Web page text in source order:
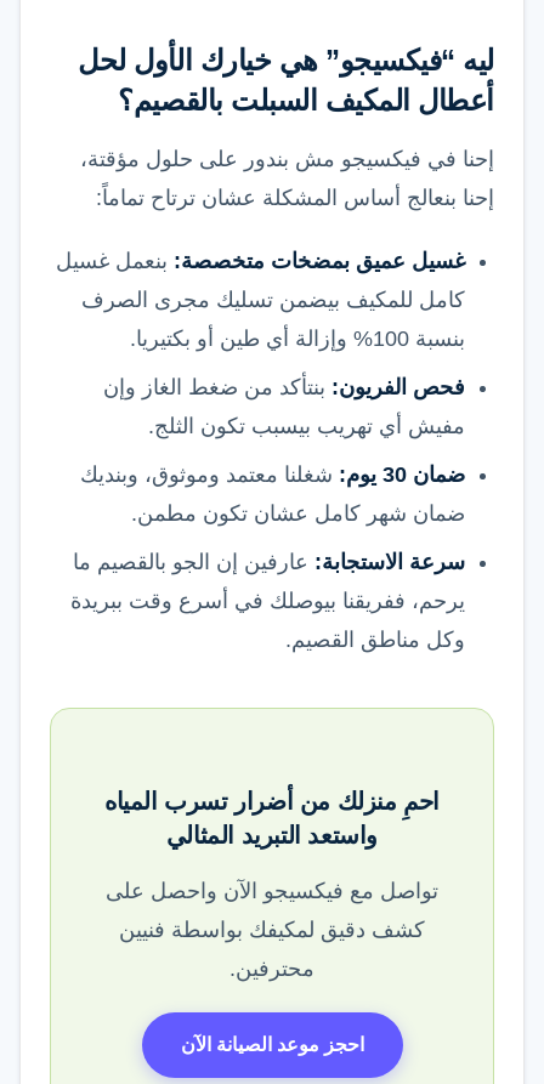
ليه “فيكسيجو” هي خيارك الأول لحل
أعطال المكيف السبلت بالقصيم؟
إحنا في فيكسيجو مش بندور على حلول مؤقتة،
إحنا بنعالج أساس المشكلة عشان ترتاح تماماً:
غسيل عميق بمضخات متخصصة: بنعمل غسيل
كامل للمكيف بيضمن تسليك مجرى الصرف
بنسبة 100% وإزالة أي طين أو بكتيريا.
فحص الفريون: بنتأكد من ضغط الغاز وإن
مفيش أي تهريب بيسبب تكون الثلج.
ضمان 30 يوم:
شغلنا معتمد وموثوق، وبنديك
ضمان شهر كامل عشان تكون مطمن.
سرعة الاستجابة: عارفين إن الجو بالقصيم ما
يرحم، ففريقنا بيوصلك في أسرع وقت ببريدة
وكل مناطق القصيم.
احمِ منزلك من أضرار تسرب المياه
واستعد التبريد المثالي
تواصل مع فيكسيجو الآن واحصل على
كشف دقيق لمكيفك بواسطة فنيين
محترفين.
احجز موعد الصيانة الآن